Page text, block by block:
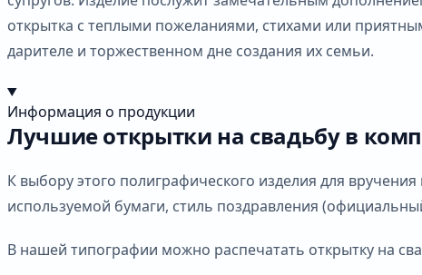
открытка с теплыми пожеланиями, стихами или
дарителе и торжественном дне создания их семьи.
Информация о продукции
Лучшие открытки на свадьбу в
К выбору этого полиграфического изделия для
используемой бумаги, стиль поздравления
В нашей типографии можно распечатать открытку на